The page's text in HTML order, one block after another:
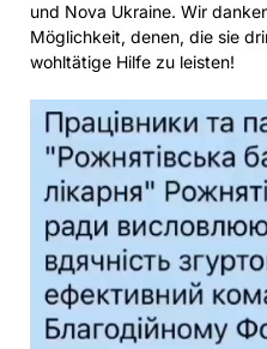
und Nova Ukraine. Wir
Möglichkeit, denen, die sie
wohltätige Hilfe zu leisten!